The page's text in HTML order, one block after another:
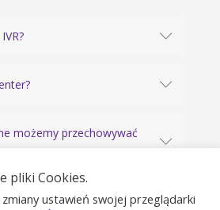
możemy przechowywać
pliki Cookies.
ustawień swojej przeglądarki